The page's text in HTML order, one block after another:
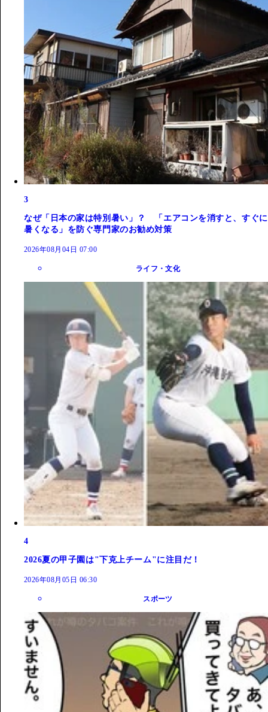
3
なぜ「日本の家は特別暑い」？ 「エアコンを消すと、すぐに
暑くなる」を防ぐ専門家のお勧め対策
2026年08月04日 07:00
ライフ・文化
4
2026夏の甲子園は"下克上チーム"に注目だ！
2026年08月05日 06:30
スポーツ